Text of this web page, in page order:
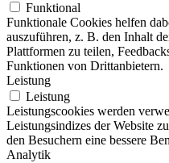
Funktional
Funktionale Cookies helfen
auszuführen, z. B. den Inhalt
Plattformen zu teilen,
Funktionen von Drittanbietern.
Leistung
Leistung
Leistungscookies werden
Leistungsindizes der Website
den Besuchern eine bessere
Analytik